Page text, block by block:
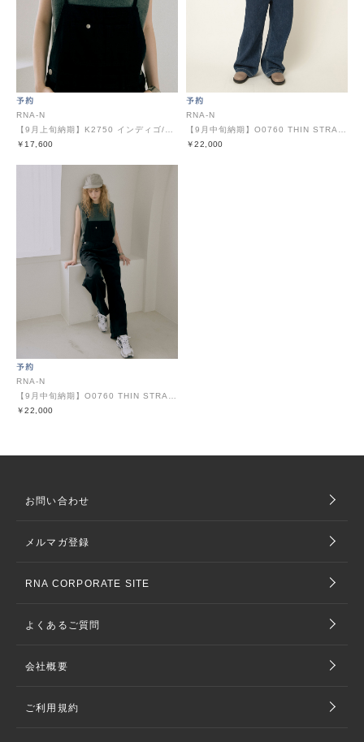
RNA-N
￥17,600
RNA-N
￥22,000
RNA-N
￥22,000
お問い合わせ
メルマガ登録
RNA CORPORATE SITE
よくあるご質問
会社概要
ご利用規約